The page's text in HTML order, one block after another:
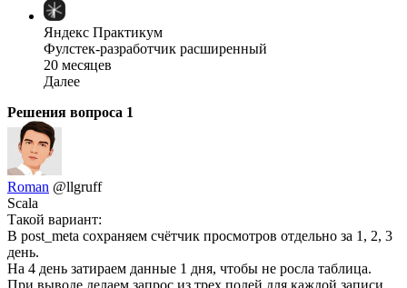
Яндекс Практикум
Фулстек-разработчик расширенный
20 месяцев
Далее
Решения вопроса 1
Roman @llgruff
Scala
Такой вариант:
В post_meta сохраняем счётчик просмотров отдельно за 1, 2, 3
день.
На 4 день затираем данные 1 дня, чтобы не росла таблица.